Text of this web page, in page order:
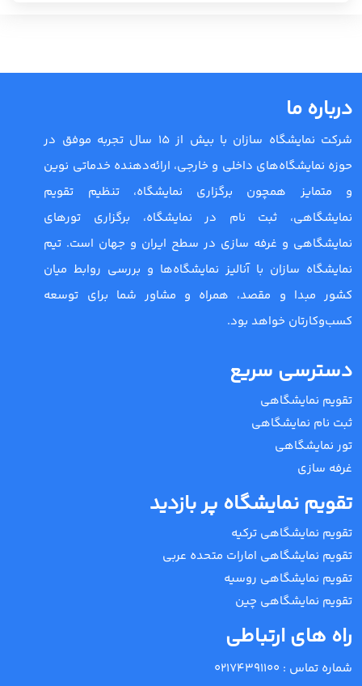
درباره ما
شرکت نمایشگاه سازان با بیش از 15 سال تجربه موفق در
حوزه نمایشگاه‌های داخلی و خارجی، ارائه‌دهنده خدماتی نوین
و متمایز همچون برگزاری نمایشگاه، تنظیم تقویم
نمایشگاهی، ثبت نام در نمایشگاه، برگزاری تورهای
نمایشگاهی و غرفه سازی در سطح ایران و جهان است. تیم
نمایشگاه سازان با آنالیز نمایشگاه‌ها و بررسی روابط میان
کشور مبدا و مقصد، همراه و مشاور شما برای توسعه
کسب‌وکارتان خواهد بود.
دسترسی سریع
تقویم نمایشگاهی
ثبت نام نمایشگاهی
تور نمایشگاهی
غرفه سازی
تقویم نمایشگاه پر بازدید
تقویم نمایشگاهی ترکیه
تقویم نمایشگاهی امارات متحده عربی
تقویم نمایشگاهی روسیه
تقویم نمایشگاهی چین
راه های ارتباطی
شماره تماس : 02174391100